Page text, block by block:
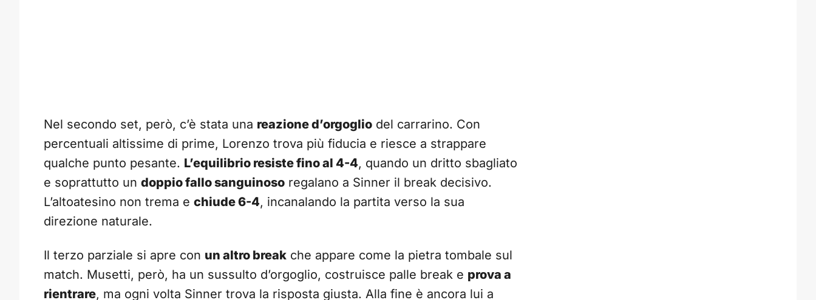
Nel secondo set, però, c’è stata una reazione d’orgoglio del carrarino. Con
percentuali altissime di prime, Lorenzo trova più fiducia e riesce a strappare
qualche punto pesante. L’equilibrio resiste fino al 4-4, quando un dritto sbagliato
e soprattutto un doppio fallo sanguinoso regalano a Sinner il break decisivo.
L’altoatesino non trema e chiude 6-4, incanalando la partita verso la sua
direzione naturale.
Il terzo parziale si apre con un altro break che appare come la pietra tombale sul
match. Musetti, però, ha un sussulto d’orgoglio, costruisce palle break e prova a
rientrare, ma ogni volta Sinner trova la risposta giusta. Alla fine è ancora lui a